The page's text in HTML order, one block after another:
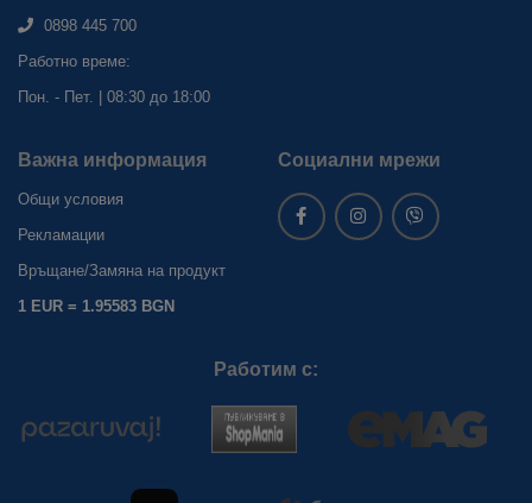
0898 445 700
Работно време:
Пон. - Пет. | 08:30 до 18:00
Важна информация
Общи условия
Рекламации
Връщане/Замяна на продукт
1 EUR = 1.95583 BGN
Социални мрежи
Работим с: